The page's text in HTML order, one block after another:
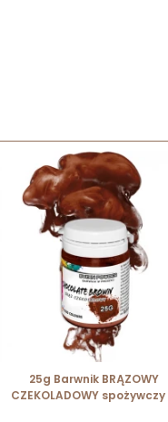
25g Barwnik BRĄZOWY
CZEKOLADOWY spożywczy